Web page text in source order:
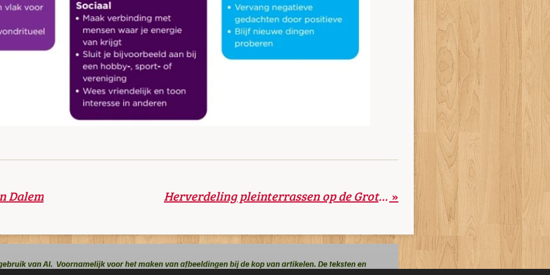
Dalem Herverdeling pleinterrassen op de Grote Markt gestart »